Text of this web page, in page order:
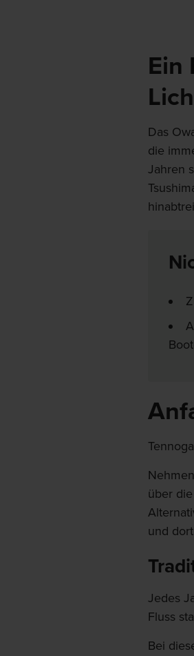
Ein
Das
die
Jahren
über
und
Jedes
Fluss
Bei